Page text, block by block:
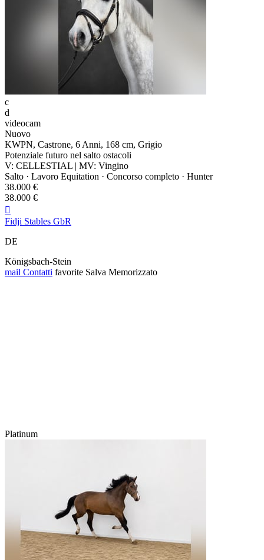
c
d
videocam
Nuovo
KWPN, Castrone, 6 Anni, 168 cm, Grigio
Potenziale futuro nel salto ostacoli
V: CELLESTIAL | MV: Vingino
Salto · Lavoro Equitation · Concorso completo · Hunter
38.000 €
38.000 €

Fidji Stables GbR
DE
Königsbach-Stein
mail Contatti favorite Salva Memorizzato
Platinum